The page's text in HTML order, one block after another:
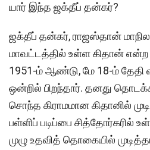
யார் இந்த ஜக்தீப் தன்கர்?
ஜக்தீப் தன்கர், ராஜஸ்தான்
மாவட்டத்தில் உள்ள கிதான் என்ற
1951-ம் ஆண்டு, மே 18-ம் தேதி
ஒன்றில் பிறந்தார். தனது
சொந்த கிராமமான கிதானில்
பள்ளிப் படிப்பை சித்தோர்கரில்
முழு உதவித் தொகையில்